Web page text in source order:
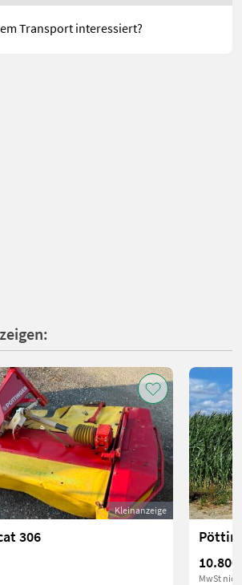
Transport interessiert?
Kleinanzeige
306
10.800
MwSt